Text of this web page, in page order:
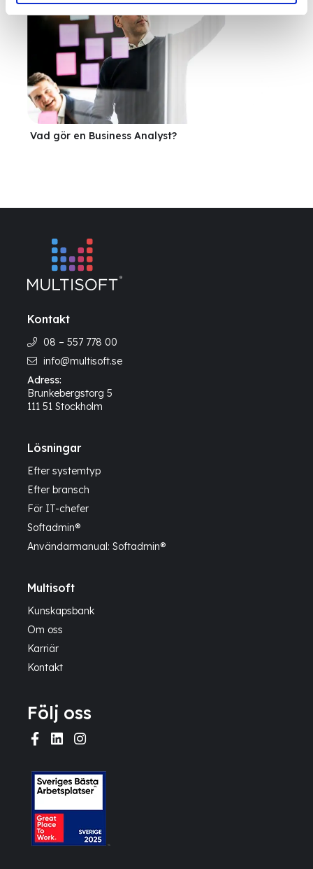
Vad gör en Business Analyst?
Kontakt
08 – 557 778 00
info@multisoft.se
Adress:
Brunkebergstorg 5
111 51 Stockholm
Lösningar
Efter systemtyp
Efter bransch
För IT-chefer
Softadmin®
Användarmanual: Softadmin®
Multisoft
Kunskapsbank
Om oss
Karriär
Kontakt
Följ oss